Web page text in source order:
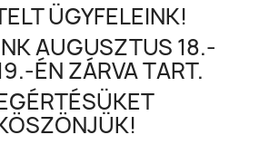
ÜGYFELEINK!
AUGUSZTUS 18.-
ÉN ZÁRVA TART.